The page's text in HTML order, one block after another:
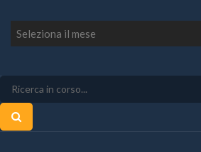
Archivi